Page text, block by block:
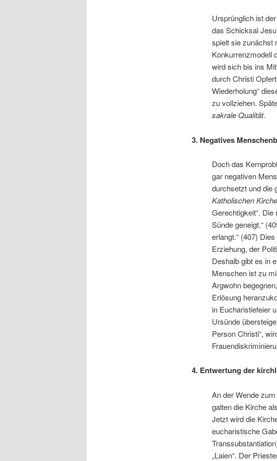
Ursprünglich ist
das Schicksal
spielt sie zunächst
Konkurrenzmodell
wird sich bis ins
durch Christi
Wiederholung“
zu vollziehen.
sakrale Qualität.
3. Negatives
Doch das
gar negativen
durchsetzt und die
Katholischen Kirche
Gerechtigkeit“.
Sünde geneigt.“
erlangt.“ (407)
Erziehung, der
Deshalb gibt es in
Menschen ist zu
Argwohn
Erlösung
in Eucharistiefeier
Ursünde
Person Christi“,
4. Entwertung der
An der Wende
galten die Kirche
Jetzt wird die
eucharistische
„Laien“. Der